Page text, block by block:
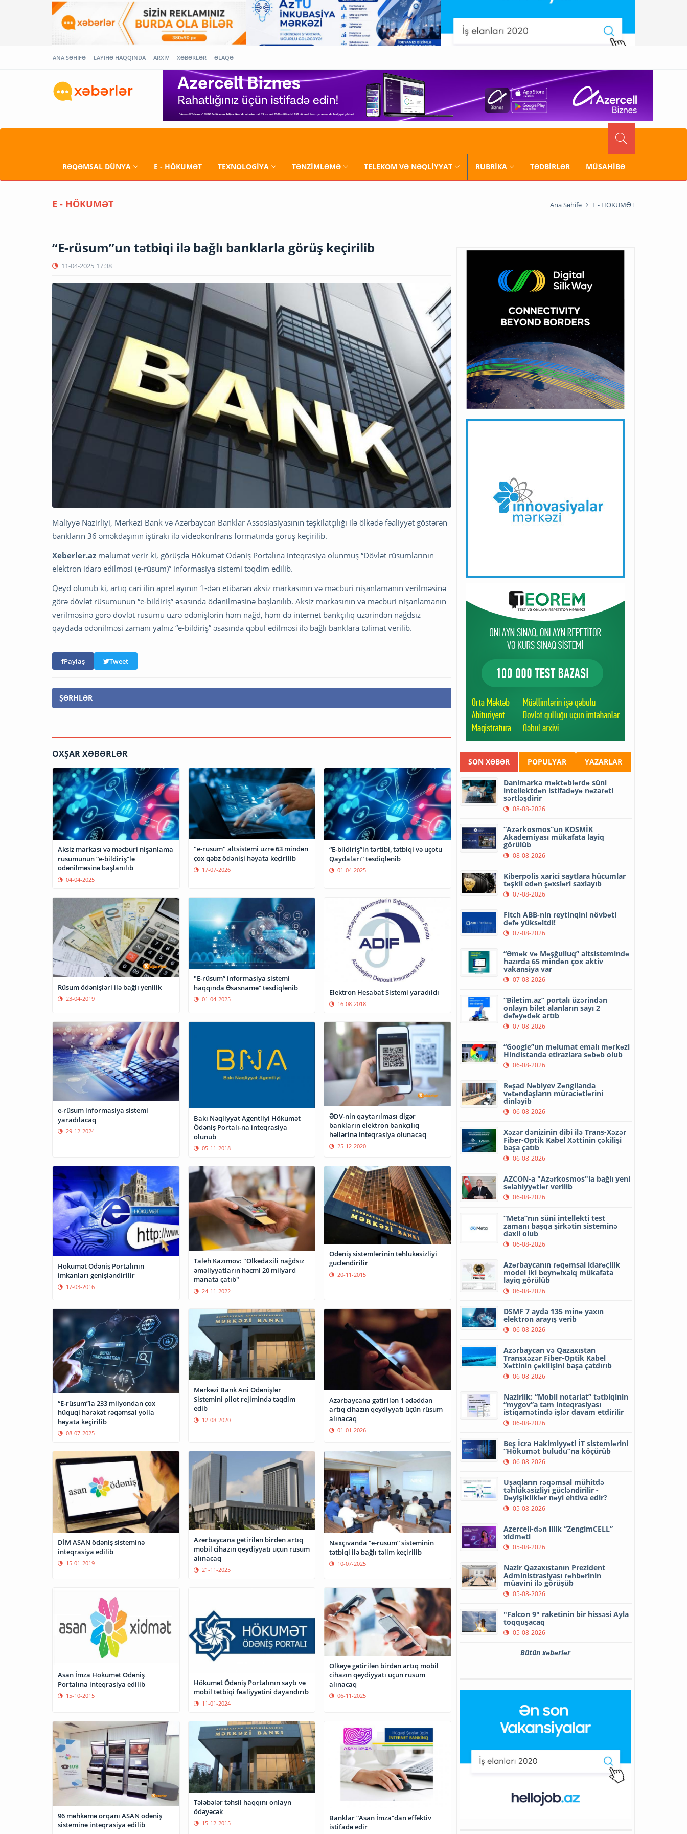
ANA SƏHİFƏ LAYİHƏ HAQQINDA ARXİV XƏBƏRLƏR ƏLAQƏ
RƏQƏMSAL DÜNYA E - HÖKUMƏT TEXNOLOGİYA TƏNZİMLƏMƏ TELEKOM VƏ NƏQLİYYAT RUBRİKA TƏDBİRLƏR MÜSAHİBƏ
E - HÖKUMƏT Ana Səhifə E - HÖKUMƏT
“E-rüsum”un tətbiqi ilə bağlı banklarla görüş keçirilib
11-04-2025 17:38
Maliyyə Nazirliyi, Mərkəzi Bank və Azərbaycan Banklar Assosiasiyasının təşkilatçılığı ilə ölkədə fəaliyyət göstərən
bankların 36 əməkdaşının iştirakı ilə videokonfrans formatında görüş keçirilib.
Xeberler.az məlumat verir ki, görüşdə Hökumət Ödəniş Portalına inteqrasiya olunmuş “Dövlət rüsumlarının
elektron idarə edilməsi (e-rüsum)” informasiya sistemi təqdim edilib.
Qeyd olunub ki, artıq cari ilin aprel ayının 1-dən etibarən aksiz markasının və məcburi nişanlamanın verilməsinə
görə dövlət rüsumunun “e-bildiriş” əsasında ödənilməsinə başlanılıb. Aksiz markasının və məcburi nişanlamanın
verilməsinə görə dövlət rüsumu üzrə ödənişlərin həm nağd, həm də internet bankçılıq üzərindən nağdsız
qaydada ödənilməsi zamanı yalnız “e-bildiriş” əsasında qəbul edilməsi ilə bağlı banklara təlimat verilib.
Paylaş Tweet
ŞƏRHLƏR
OXŞAR XƏBƏRLƏR
Aksiz markası və məcburi nişanlama
rüsumunun “e-bildiriş”lə
ödənilməsinə başlanılıb
04-04-2025
"e-rüsum" altsistemi üzrə 63 mindən
çox qəbz ödənişi həyata keçirilib
17-07-2026
“E-bildiriş”in tərtibi, tətbiqi və uçotu
Qaydaları” təsdiqlənib
01-04-2025
Rüsum ödənişləri ilə bağlı yenilik
23-04-2019
"E-rüsum” informasiya sistemi
haqqında Əsasnamə” təsdiqlənib
01-04-2025
Elektron Hesabat Sistemi yaradıldı
16-08-2018
e-rüsum informasiya sistemi
yaradılacaq
29-12-2024
Bakı Nəqliyyat Agentliyi Hökumət
Ödəniş Portalı-na inteqrasiya
olunub
05-11-2018
ƏDV-nin qaytarılması digər
bankların elektron bankçılıq
həllərinə inteqrasiya olunacaq
25-12-2020
Hökumət Ödəniş Portalının
imkanları genişləndirilir
17-03-2016
Taleh Kazımov: "Ölkədaxili nağdsız
əməliyyatların həcmi 20 milyard
manata çatıb"
24-11-2022
Ödəniş sistemlərinin təhlükəsizliyi
gücləndirilir
20-11-2015
“E-rüsum”la 233 milyondan çox
hüquqi hərəkət rəqəmsal yolla
həyata keçirilib
08-07-2025
Mərkəzi Bank Ani Ödənişlər
Sistemini pilot rejimində təqdim
edib
12-08-2020
Azərbaycana gətirilən 1 ədəddən
artıq cihazın qeydiyyatı üçün rüsum
alınacaq
01-01-2026
DİM ASAN ödəniş sisteminə
inteqrasiya edilib
15-01-2019
Azərbaycana gətirilən birdən artıq
mobil cihazın qeydiyyatı üçün rüsum
alınacaq
21-11-2025
Naxçıvanda “e-rüsum” sisteminin
tətbiqi ilə bağlı təlim keçirilib
10-07-2025
Asan İmza Hökumət Ödəniş
Portalına inteqrasiya edilib
15-10-2015
Hökumət Ödəniş Portalının saytı və
mobil tətbiqi fəaliyyətini dayandırıb
11-01-2024
Ölkəyə gətirilən birdən artıq mobil
cihazın qeydiyyatı üçün rüsum
alınacaq
06-11-2025
96 məhkəmə orqanı ASAN ödəniş
sisteminə inteqrasiya edilib
Tələbələr təhsil haqqını onlayn
ödəyəcək
15-12-2015
Banklar “Asan İmza”dan effektiv
istifadə edir
SON XƏBƏR POPULYAR YAZARLAR
Danimarka məktəblərdə süni
intellektdən istifadəyə nəzarəti
sərtləşdirir
08-08-2026
“Azərkosmos”un KOSMİK
Akademiyası mükafata layiq
görülüb
08-08-2026
Kiberpolis xarici saytlara hücumlar
təşkil edən şəxsləri saxlayıb
07-08-2026
Fitch ABB-nin reytinqini növbəti
dəfə yüksəltdi!
07-08-2026
“Əmək və Məşğulluq” altsistemində
hazırda 65 mindən çox aktiv
vakansiya var
07-08-2026
“Biletim.az” portalı üzərindən
onlayn bilet alanların sayı 2
dəfəyədək artıb
07-08-2026
“Google”un məlumat emalı mərkəzi
Hindistanda etirazlara səbəb olub
06-08-2026
Rəşad Nəbiyev Zəngilanda
vətəndaşların müraciətlərini
dinləyib
06-08-2026
Xəzər dənizinin dibi ilə Trans-Xəzər
Fiber-Optik Kabel Xəttinin çəkilişi
başa çatıb
06-08-2026
AZCON-a "Azərkosmos"la bağlı yeni
səlahiyyətlər verilib
06-08-2026
“Meta”nın süni intellekti test
zamanı başqa şirkətin sisteminə
daxil olub
06-08-2026
Azərbaycanın rəqəmsal idarəçilik
model iki beynəlxalq mükafata
layiq görülüb
06-08-2026
DSMF 7 ayda 135 minə yaxın
elektron arayış verib
06-08-2026
Azərbaycan və Qazaxıstan
Transxəzər Fiber-Optik Kabel
Xəttinin çəkilişini başa çatdırıb
06-08-2026
Nazirlik: “Mobil notariat” tətbiqinin
“mygov”a tam inteqrasiyası
istiqamətində işlər davam etdirilir
06-08-2026
Beş İcra Hakimiyyəti İT sistemlərini
“Hökumət buludu”na köçürüb
06-08-2026
Uşaqların rəqəmsal mühitdə
təhlükəsizliyi gücləndirilir -
Dəyişikliklər nəyi ehtiva edir?
05-08-2026
Azercell-dən illik “ZengimCELL”
xidməti
05-08-2026
Nazir Qazaxıstanın Prezident
Administrasiyası rəhbərinin
müavini ilə görüşüb
05-08-2026
"Falcon 9" raketinin bir hissəsi Ayla
toqquşacaq
05-08-2026
Bütün xəbərlər